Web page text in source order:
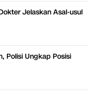
Jelaskan Asal-usul
Polisi Ungkap Posisi